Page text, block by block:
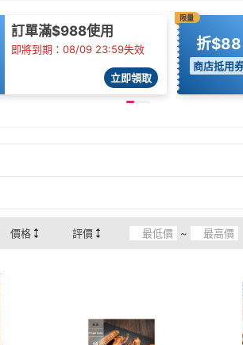
訂單滿$988使用
即將到期：08/09 23:59失效
立即領取
限量
折$88
商店抵用
價格 評價 ~